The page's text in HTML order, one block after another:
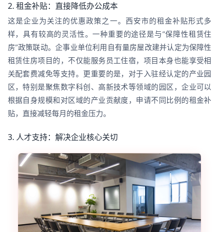
2. 租金补贴：直接降低办公成本
这是企业为关注的优惠政策之一。西安市的租金补贴形式多
样，具有较高的灵活性。一种重要的途径是与“保障性租赁住
房”政策联动。企事业单位利用自有量房屋改建并认定为保障性
租赁住房项目的，不仅能服务员工住宿，项目本身也能享受相
关配套费减免等支持。更重要的是，对于入驻经认定的产业园
区，特别是聚焦数字科创、高新技术等领域的园区，企业可以
根据自身规模和对区域的产业贡献度，申请不同比例的租金补
贴，直接减轻每月的租金压力。
3. 人才支持：解决企业核心关切